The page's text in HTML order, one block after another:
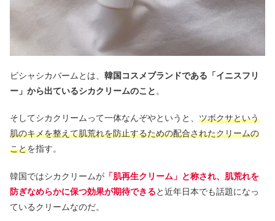
ビシャシカバームとは、 韓国コスメブランドである「イニスフリ
ー」から出ているシカクリームのこと 。
そしてシカクリームって一体なんぞやというと、 ツボクサという
肌のキメを整えて肌荒れを防止するための配合されたクリームの
ことを指す。
韓国ではシカクリームが 「肌再生クリーム」と称され、肌荒れを
防ぎなめらかに保つ効果が期待できると近年日本でも話題になっ
ているクリームなのだ。